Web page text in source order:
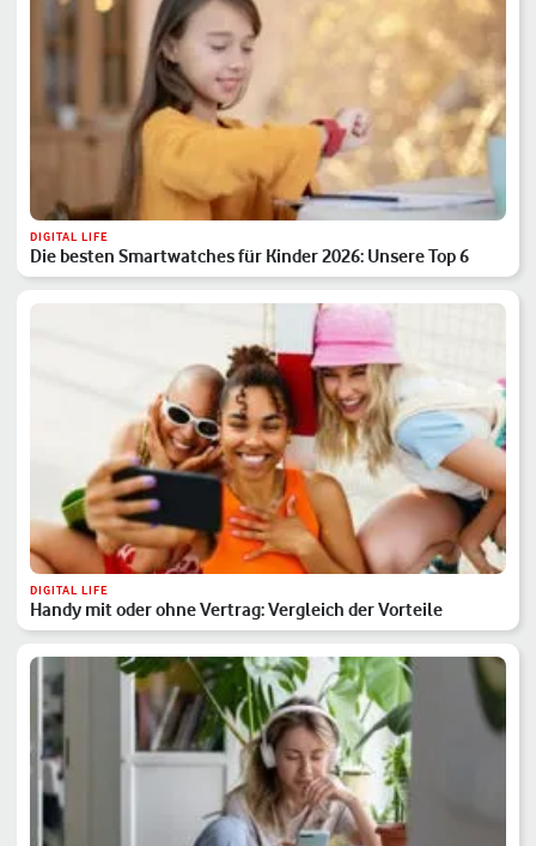
DIGITAL LIFE
Die besten Smartwatches für Kinder 2026: Unsere Top 6
DIGITAL LIFE
Handy mit oder ohne Vertrag: Vergleich der Vorteile